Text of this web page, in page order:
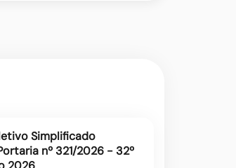
Simplificado
nº 321/2026 - 32º